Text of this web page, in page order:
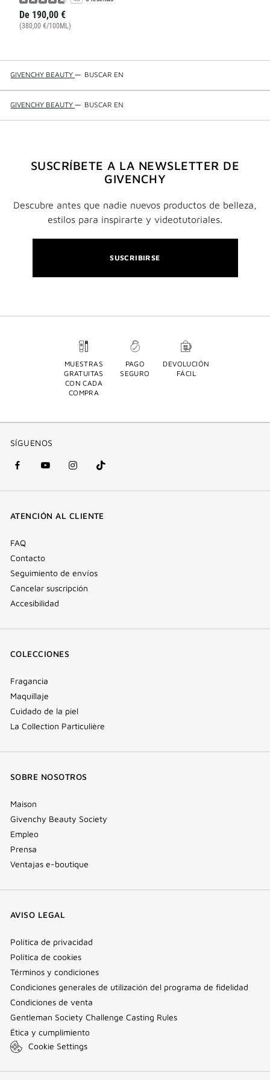
De 190,00 €
(380,00 €/100ML)
GIVENCHY BEAUTY — BUSCAR EN
GIVENCHY BEAUTY — BUSCAR EN
SUSCRÍBETE A LA NEWSLETTER DE
GIVENCHY
Descubre antes que nadie nuevos productos de belleza,
estilos para inspirarte y videotutoriales.
SUSCRIBIRSE
MUESTRAS
GRATUITAS
CON CADA
COMPRA
PAGO
SEGURO
DEVOLUCIÓN
FÁCIL
SÍGUENOS
Facebook
(nueva
YouTube
(nueva
Instagram
(nueva
Tik
Tok
ventana)
ATENCIÓN AL CLIENTE
FAQ
Contacto
Seguimiento de envíos
Cancelar suscripción
Accesibilidad
COLECCIONES
Fragancia
Maquillaje
Cuidado de la piel
La Collection Particulière
SOBRE NOSOTROS
Maison
Givenchy Beauty Society
Empleo
Prensa
Ventajas e-boutique
AVISO LEGAL
Política de privacidad
Política de cookies
Términos y condiciones
Condiciones generales de utilización del programa de fidelidad
Condiciones de venta
Gentleman Society Challenge Casting Rules
Ética y cumplimiento
Cookie Settings